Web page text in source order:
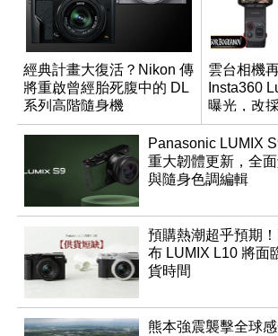
經典計畫大復活？Nikon 傳
將重啟曾經胎死腹中的 DL
系列高階隨身機
雲台相機
Insta360
曝光，改
Panasonic LUMIX
重大韌體更新，全
與隨身色調編輯
預購熱潮超乎預期
布 LUMIX L10 將面
貨時間
熊本強震襲擊全球感